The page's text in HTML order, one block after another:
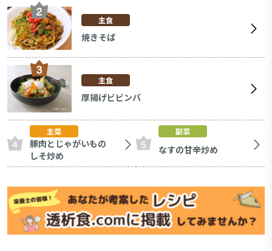
主食
焼きそば
主食
厚揚げビビンバ
主菜
豚肉とじゃがいもの
しそ炒め
副菜
なすの甘辛炒め